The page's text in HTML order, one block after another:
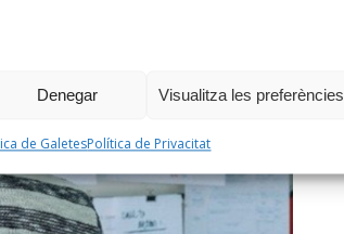
Denegar Visualitza les preferències
de GaletesPolítica de Privacitat